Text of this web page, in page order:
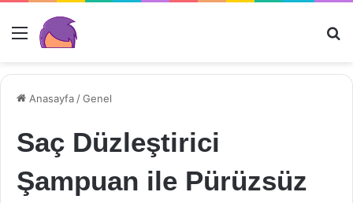
Menü
Anasayfa /Genel
Saç Düzleştirici
Şampuan ile Pürüzsüz